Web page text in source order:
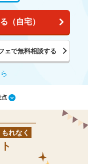
（自宅）
ェで無料相談する
点
もれなく